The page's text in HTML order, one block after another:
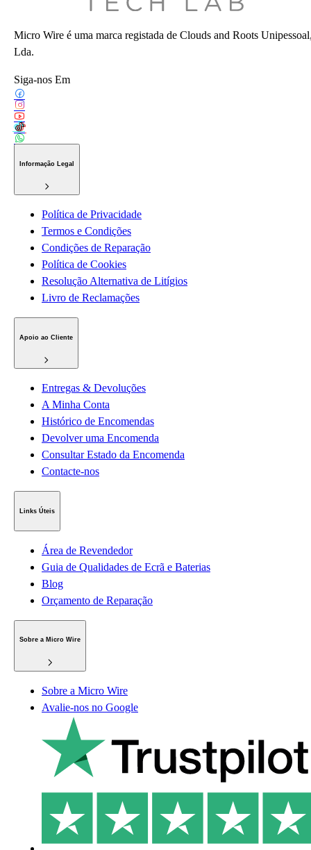
Micro Wire é uma marca registada de Clouds and Roots
Lda.
Siga-nos Em
Informação Legal
Política de Privacidade
Termos e Condições
Condições de Reparação
Política de Cookies
Resolução Alternativa de Litígios
Livro de Reclamações
Apoio ao Cliente
Entregas & Devoluções
A Minha Conta
Histórico de Encomendas
Devolver uma Encomenda
Consultar Estado da Encomenda
Contacte-nos
Links Úteis
Área de Revendedor
Guia de Qualidades de Ecrã e Baterias
Blog
Orçamento de Reparação
Sobre a Micro Wire
Sobre a Micro Wire
Avalie-nos no Google